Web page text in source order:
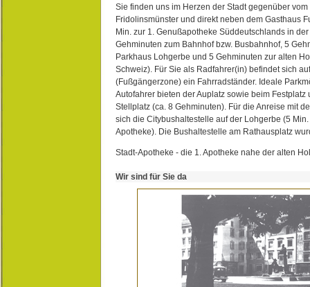
Sie finden uns im Herzen der Stadt gegenüber
Fridolinsmünster und direkt neben dem Gasthaus
Min. zur 1. Genußapotheke Süddeutschlands in
Gehminuten zum Bahnhof bzw. Busbahnhof, 5
Parkhaus Lohgerbe und 5 Gehminuten zur alten
Schweiz). Für Sie als Radfahrer(in) befindet sich
(Fußgängerzone) ein Fahrradständer. Ideale
Autofahrer bieten der Auplatz sowie beim Festplatz
Stellplatz (ca. 8 Gehminuten). Für die Anreise mit
sich die Citybushaltestelle auf der Lohgerbe (5
Apotheke). Die Bushaltestelle am Rathausplatz
Stadt-Apotheke - die 1. Apotheke nahe der alten
Wir sind für Sie da